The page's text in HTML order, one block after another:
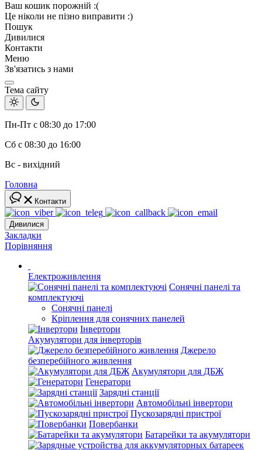
Ваш кошик порожній :(
Це ніколи не пізно виправити :)
Пошук
Дивилися
Контакти
Меню
Зв'язатись з нами
Тема сайту
Пн-Пт с 08:30 до 17:00
Сб с 08:30 до 16:00
Вс - вихідний
Головна
Контакти
Дивилися
Закладки
Порівняння
Електроживлення
Сонячні панелі та
комплектуючі
Сонячні панелі
Кріплення для сонячних панелей
Інвертори
Акумулятори для інверторів
Джерело
безперебійного живлення
Акумулятори для ДБЖ
Генератори
Зарядні станції
Автомобільні інвертори
Пускозарядні пристрої
Повербанки
Батарейки та акумулятори